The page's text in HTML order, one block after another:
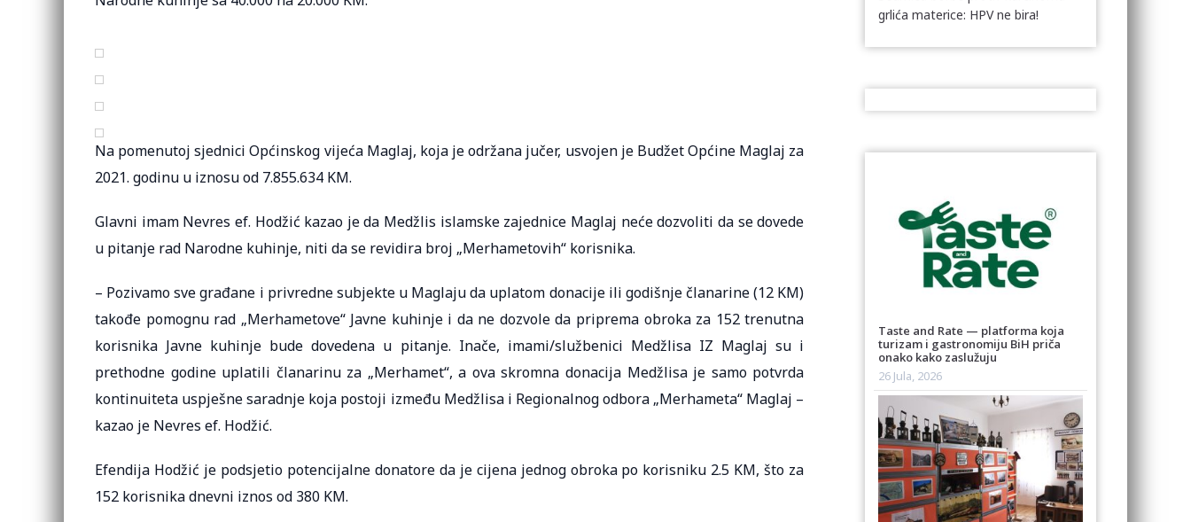
Na pomenutoj sjednici Općinskog vijeća Maglaj, koja je održana jučer, usvojen je Budžet Općine Maglaj za
2021. godinu u iznosu od 7.855.634 KM.
Glavni imam Nevres ef. Hodžić kazao je da Medžlis islamske zajednice Maglaj neće dozvoliti da se dovede
u pitanje rad Narodne kuhinje, niti da se revidira broj „Merhametovih“ korisnika.
– Pozivamo sve građane i privredne subjekte u Maglaju da uplatom donacije ili godišnje članarine (12 KM)
takođe pomognu rad „Merhametove“ Javne kuhinje i da ne dozvole da priprema obroka za 152 trenutna
korisnika Javne kuhinje bude dovedena u pitanje. Inače, imami/službenici Medžlisa IZ Maglaj su i
prethodne godine uplatili članarinu za „Merhamet“, a ova skromna donacija Medžlisa je samo potvrda
kontinuiteta uspješne saradnje koja postoji između Medžlisa i Regionalnog odbora „Merhameta“ Maglaj –
kazao je Nevres ef. Hodžić.
Efendija Hodžić je podsjetio potencijalne donatore da je cijena jednog obroka po korisniku 2.5 KM, što za
152 korisnika dnevni iznos od 380 KM.
grlića materice: HPV ne bira!
Taste and Rate — platforma koja
turizam i gastronomiju BiH priča
onako kako zaslužuju
26 Jula, 2026